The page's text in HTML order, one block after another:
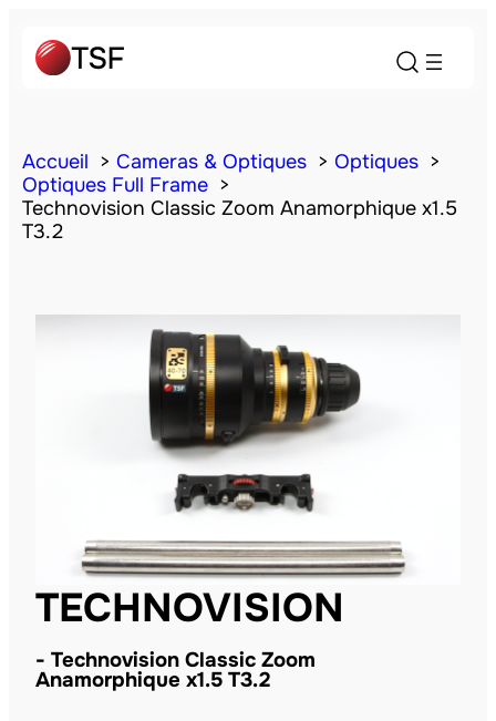
Accueil Cameras & Optiques
Optiques
Optiques Full Frame
Technovision Classic Zoom Anamorphique x1.5
T3.2
TECHNOVISION
Technovision Classic Zoom
Anamorphique x1.5 T3.2